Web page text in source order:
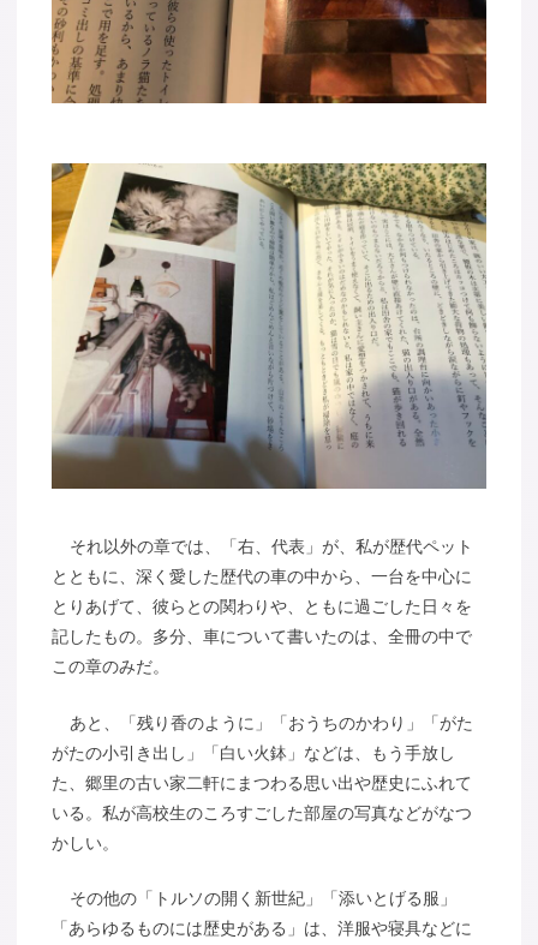
それ以外の章では、「右、代表」が、私が歴代ペット
とともに、深く愛した歴代の車の中から、一台を中心に
とりあげて、彼らとの関わりや、ともに過ごした日々を
記したもの。多分、車について書いたのは、全冊の中で
この章のみだ。
あと、「残り香のように」「おうちのかわり」「がた
がたの小引き出し」「白い火鉢」などは、もう手放し
た、郷里の古い家二軒にまつわる思い出や歴史にふれて
いる。私が高校生のころすごした部屋の写真などがなつ
かしい。
その他の「トルソの開く新世紀」「添いとげる服」
「あらゆるものには歴史がある」は、洋服や寝具などに